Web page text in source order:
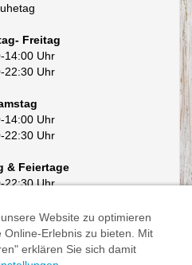
Freitag
14:00 Uhr
22:30 Uhr
14:00 Uhr
22:30 Uhr
& Feiertage
22:30 Uhr
Website zu optimieren
Erlebnis zu bieten. Mit
erklären Sie sich damit